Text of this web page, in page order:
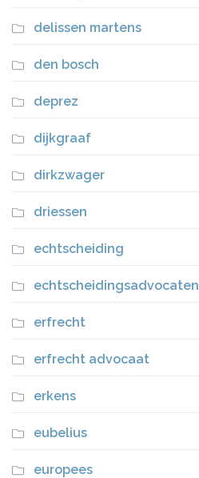
delissen martens
den bosch
deprez
dijkgraaf
dirkzwager
driessen
echtscheiding
echtscheidingsadvocaten
erfrecht
erfrecht advocaat
erkens
eubelius
europees